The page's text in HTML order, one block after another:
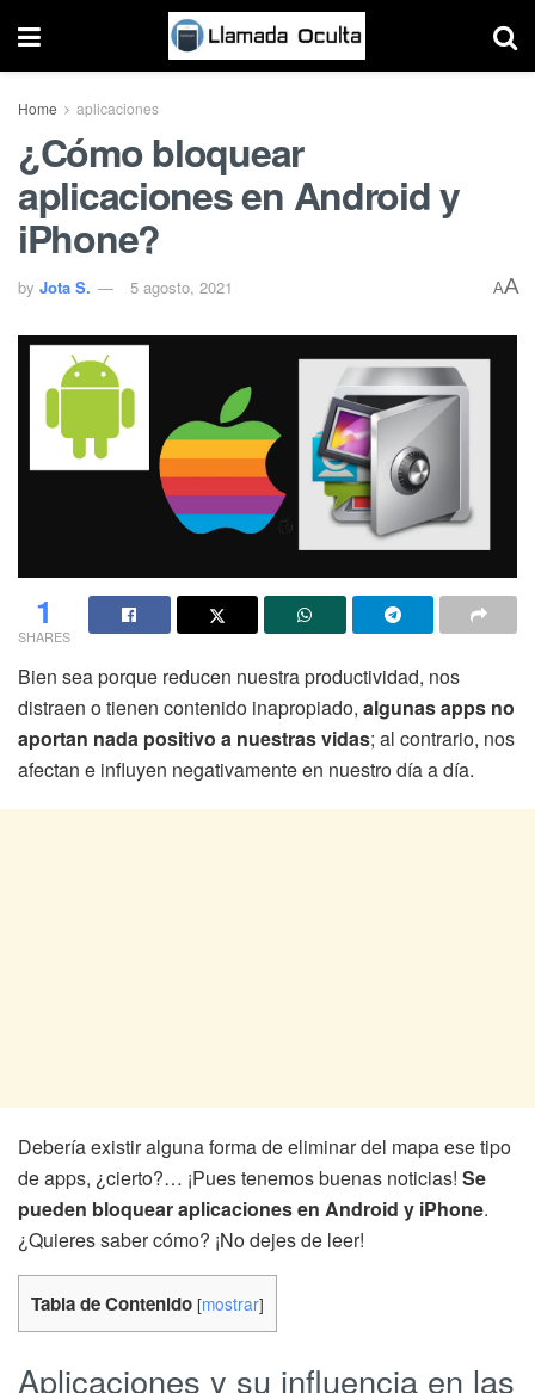
Home aplicaciones
¿Cómo bloquear
aplicaciones en Android y
iPhone?
by Jota S. 5 agosto, 2021 AA
1
SHARES
Bien sea porque reducen nuestra productividad, nos
distraen o tienen contenido inapropiado, algunas apps no
aportan nada positivo a nuestras vidas; al contrario, nos
afectan e influyen negativamente en nuestro día a día.
Debería existir alguna forma de eliminar del mapa ese tipo
de apps, ¿cierto?… ¡Pues tenemos buenas noticias! Se
pueden bloquear aplicaciones en Android y iPhone.
¿Quieres saber cómo? ¡No dejes de leer!
Tabla de Contenido [mostrar]
Aplicaciones y su influencia en las